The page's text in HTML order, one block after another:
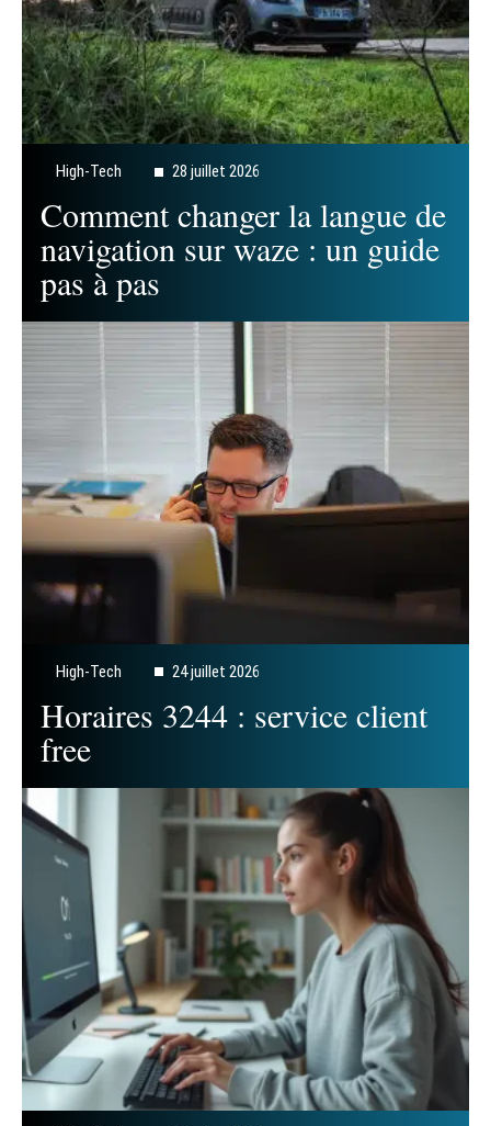
High-Tech 28 juillet 2026
Comment changer la langue de
navigation sur waze : un guide
pas à pas
High-Tech 24 juillet 2026
Horaires 3244 : service client
free